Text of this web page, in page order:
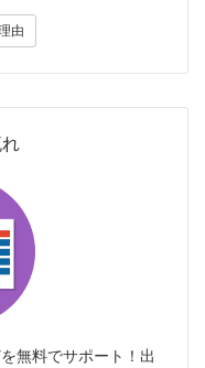
由
無料でサポート！出